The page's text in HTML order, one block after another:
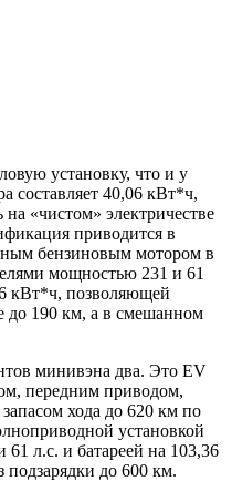
установку, что и у
составляет 40,06 кВт*ч,
«чистом» электричестве
приводится в
бензиновым мотором в
мощностью 231 и 61
кВт*ч, позволяющей
до 190 км, а в смешанном
минивэна два. Это EV
передним приводом,
хода до 620 км по
установкой
л.с. и батареей на 103,36
до 600 км.